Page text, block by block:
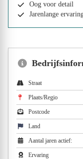
Oog voor detail
Jarenlange
Straat
Plaats/Regio
Postcode
Land
Aantal jaren actief:
Ervaring